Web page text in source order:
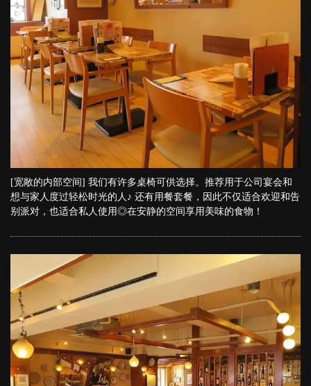
[宽敞的内部空间] 我们有许多桌椅可供选择。推荐用于公司宴会和
想与家人度过轻松时光的人♪ 还有用餐套餐，因此不仅适合欢迎和告
别派对，也适合私人使用◎在安静的空间享用美味的食物！